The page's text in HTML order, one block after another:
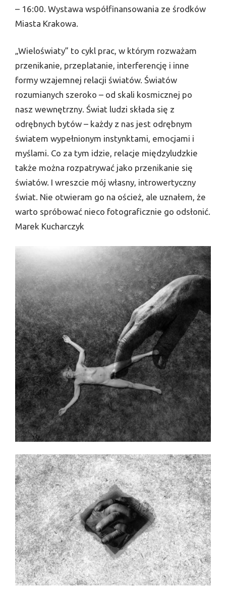
– 16:00. Wystawa współfinansowania ze środków
Miasta Krakowa.
„Wieloświaty” to cykl prac, w którym rozważam
przenikanie, przeplatanie, interferencję i inne
formy wzajemnej relacji światów. Światów
rozumianych szeroko – od skali kosmicznej po
nasz wewnętrzny. Świat ludzi składa się z
odrębnych bytów – każdy z nas jest odrębnym
światem wypełnionym instynktami, emocjami i
myślami. Co za tym idzie, relacje międzyludzkie
także można rozpatrywać jako przenikanie się
światów. I wreszcie mój własny, introwertyczny
świat. Nie otwieram go na oścież, ale uznałem, że
warto spróbować nieco fotograficznie go odsłonić.
Marek Kucharczyk